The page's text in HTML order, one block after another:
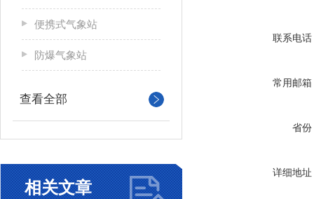
便携式气象站
防爆气象站
查看全部
相关文章
联系电话
常用邮箱
省份
详细地址